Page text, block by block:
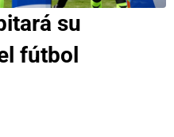
su
fútbol